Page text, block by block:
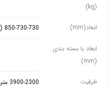
(kg)
ابعاد(mm) 850-730-730 (عمق-پهنا-ارتفاع)
ابعاد با بسته بندی
(mm)
ظرفیت
3900-2300 مترمکعب بر ساعت